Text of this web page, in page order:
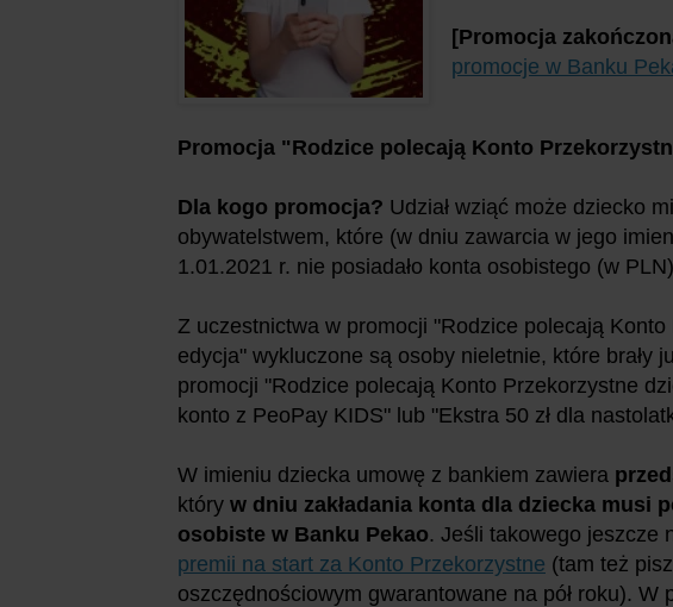
[Promocja
promocje w Banku
Promocja "Rodzice polecają Konto
Dla kogo promocja? Udział wziąć może dziecko
obywatelstwem, które (w dniu zawarcia w jego
1.01.2021 r. nie posiadało konta osobistego (w
Z uczestnictwa w promocji "Rodzice polecają
edycja" wykluczone są osoby nieletnie, które brały
promocji "Rodzice polecają Konto Przekorzystne
konto z PeoPay KIDS" lub "Ekstra 50 zł dla
W imieniu dziecka umowę z bankiem zawiera
który w dniu zakładania konta dla dziecka musi
osobiste w Banku Pekao. Jeśli takowego jeszcze
premii na start za Konto Przekorzystne (tam też
oszczędnościowym gwarantowane na pół roku).